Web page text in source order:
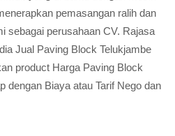
pemasangan ralih dan
sebagai perusahaan CV. Rajasa
Jual Paving Block Telukjambe
product Harga Paving Block
dengan Biaya atau Tarif Nego dan